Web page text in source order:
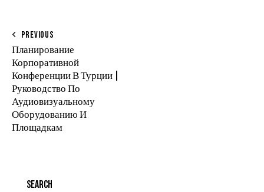
PREVIOUS
Планирование
Корпоративной
Конференции В Турции |
Руководство По
Аудиовизуальному
Оборудованию И
Площадкам
Search